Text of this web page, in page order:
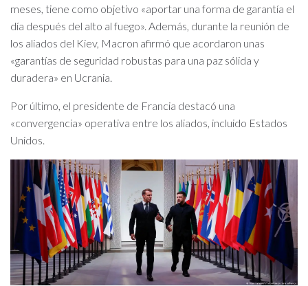
meses, tiene como objetivo «aportar una forma de garantía el
día después del alto al fuego». Además, durante la reunión de
los aliados del Kiev, Macron afirmó que acordaron unas
«garantías de seguridad robustas para una paz sólida y
duradera» en Ucrania.
Por último, el presidente de Francia destacó una
«convergencia» operativa entre los aliados, incluido Estados
Unidos.